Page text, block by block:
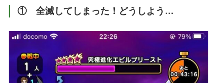
① 全滅してしまった！どうしよう…